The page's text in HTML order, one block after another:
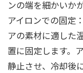
ンの端を細かいか
アイロンでの固定
アの素材に適した
置に固定します。
静止させ、冷却後